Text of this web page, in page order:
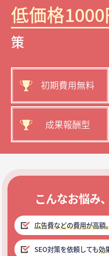
低価格1000
策
初期費用無料
成果報酬型
こんなお悩み
広告費などの費用が高額
SEO対策を依頼しても効